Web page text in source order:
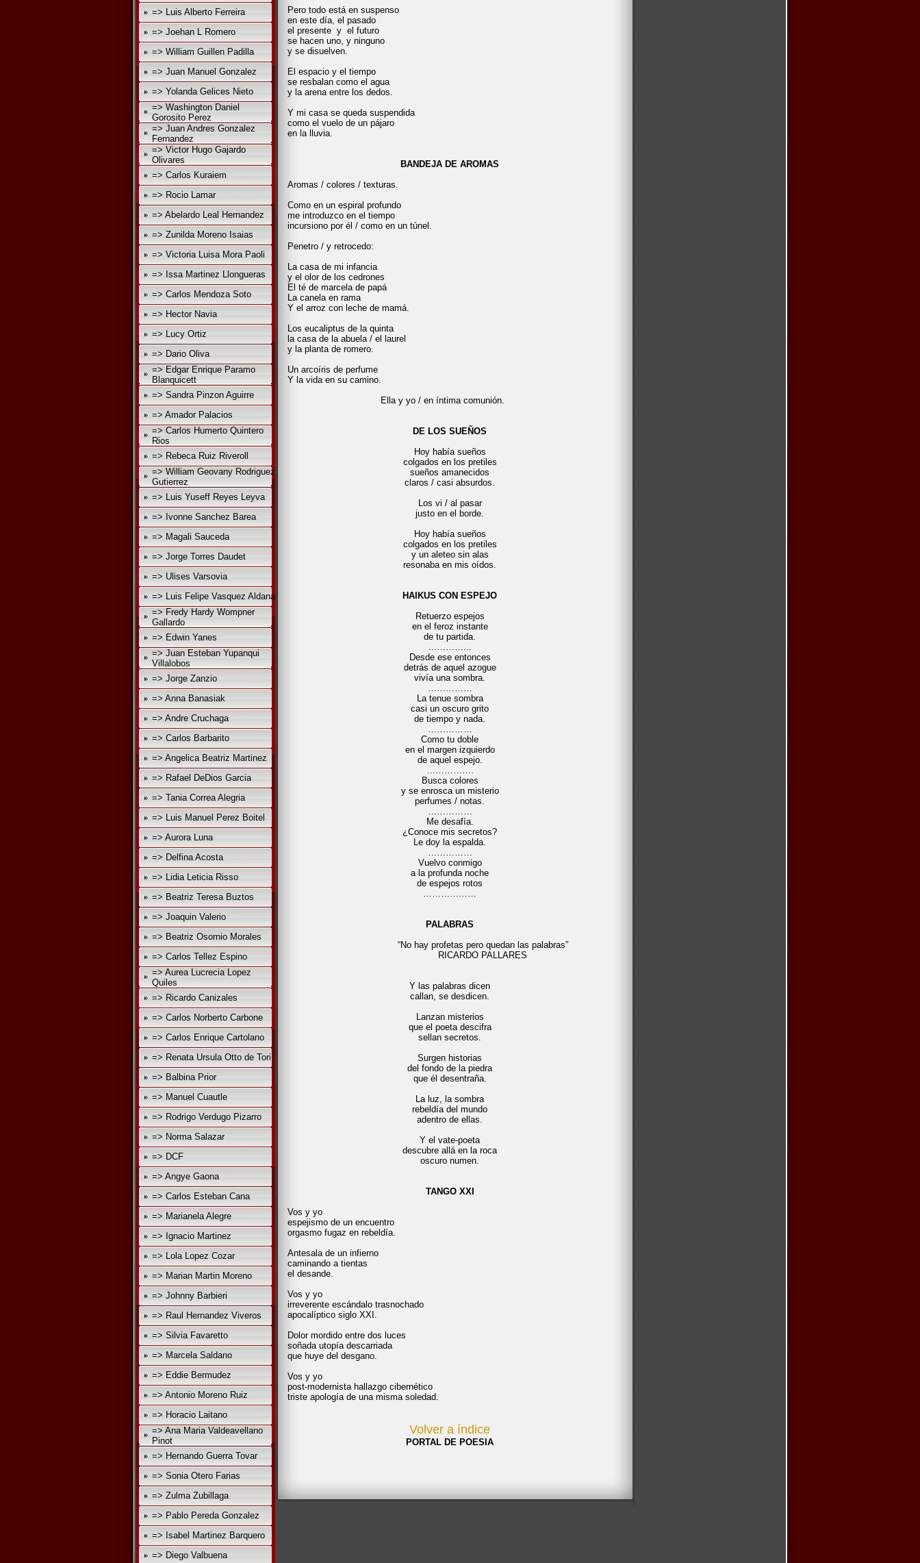
=> Luis Alberto Ferreira
=> Joehan L Romero
=> William Guillen Padilla
=> Juan Manuel Gonzalez
=> Yolanda Gelices Nieto
=> Washington Daniel
Gorosito Perez
=> Juan Andres Gonzalez
Fernandez
=> Victor Hugo Gajardo
Olivares
=> Carlos Kuraiem
=> Rocio Lamar
=> Abelardo Leal Hernandez
=> Zunilda Moreno Isaias
=> Victoria Luisa Mora Paoli
=> Issa Martinez Llongueras
=> Carlos Mendoza Soto
=> Hector Navia
=> Lucy Ortiz
=> Dario Oliva
=> Edgar Enrique Paramo
Blanquicett
=> Sandra Pinzon Aguirre
=> Amador Palacios
=> Carlos Humerto Quintero
Rios
=> Rebeca Ruiz Riveroll
=> William Geovany Rodriguez
Gutierrez
=> Luis Yuseff Reyes Leyva
=> Ivonne Sanchez Barea
=> Magali Sauceda
=> Jorge Torres Daudet
=> Ulises Varsovia
=> Luis Felipe Vasquez Aldana
=> Fredy Hardy Wompner
Gallardo
=> Edwin Yanes
=> Juan Esteban Yupanqui
Villalobos
=> Jorge Zanzio
=> Anna Banasiak
=> Andre Cruchaga
=> Carlos Barbarito
=> Angelica Beatriz Martinez
=> Rafael DeDios Garcia
=> Tania Correa Alegria
=> Luis Manuel Perez Boitel
=> Aurora Luna
=> Delfina Acosta
=> Lidia Leticia Risso
=> Beatriz Teresa Buztos
=> Joaquin Valerio
=> Beatriz Osornio Morales
=> Carlos Tellez Espino
=> Aurea Lucrecia Lopez
Quiles
=> Ricardo Canizales
=> Carlos Norberto Carbone
=> Carlos Enrique Cartolano
=> Renata Ursula Otto de Tori
=> Balbina Prior
=> Manuel Cuautle
=> Rodrigo Verdugo Pizarro
=> Norma Salazar
=> DCF
=> Angye Gaona
=> Carlos Esteban Cana
=> Marianela Alegre
=> Ignacio Martinez
=> Lola Lopez Cozar
=> Marian Martin Moreno
=> Johnny Barbieri
=> Raul Hernandez Viveros
=> Silvia Favaretto
=> Marcela Saldano
=> Eddie Bermudez
=> Antonio Moreno Ruiz
=> Horacio Laitano
=> Ana Maria Valdeavellano
Pinot
=> Hernando Guerra Tovar
=> Sonia Otero Farias
=> Zulma Zubillaga
=> Pablo Pereda Gonzalez
=> Isabel Martinez Barquero
=> Diego Valbuena
Pero todo está en suspenso
en este día, el pasado
el presente y el futuro
se hacen uno, y ninguno
y se disuelven.
El espacio y el tiempo
se resbalan como el agua
y la arena entre los dedos.
Y mi casa se queda suspendida
como el vuelo de un pájaro
en la lluvia.
BANDEJA DE AROMAS
Aromas / colores / texturas.
Como en un espiral profundo
me introduzco en el tiempo
incursiono por él / como en un túnel.
Penetro / y retrocedo:
La casa de mi infancia
y el olor de los cedrones
El té de marcela de papá
La canela en rama
Y el arroz con leche de mamá.
Los eucaliptus de la quinta
la casa de la abuela / el laurel
y la planta de romero.
Un arcoíris de perfume
Y la vida en su camino.
Ella y yo / en íntima comunión.
DE LOS SUEÑOS
Hoy había sueños
colgados en los pretiles
sueños amanecidos
claros / casi absurdos.
Los vi / al pasar
justo en el borde.
Hoy había sueños
colgados en los pretiles
y un aleteo sin alas
resonaba en mis oídos.
HAIKUS CON ESPEJO
Retuerzo espejos
en el feroz instante
de tu partida.
…………...
Desde ese entonces
detrás de aquel azogue
vivía una sombra.
……………
La tenue sombra
casi un oscuro grito
de tiempo y nada.
……………
Como tu doble
en el margen izquierdo
de aquel espejo.
…………….
Busca colores
y se enrosca un misterio
perfumes / notas.
……………
Me desafía.
¿Conoce mis secretos?
Le doy la espalda.
……………
Vuelvo conmigo
a la profunda noche
de espejos rotos
………………
PALABRAS
“No hay profetas pero quedan las palabras”
RICARDO PALLARES
Y las palabras dicen
callan, se desdicen.
Lanzan misterios
que el poeta descifra
sellan secretos.
Surgen historias
del fondo de la piedra
que él desentraña.
La luz, la sombra
rebeldía del mundo
adentro de ellas.
Y el vate-poeta
descubre allá en la roca
oscuro numen.
TANGO XXI
Vos y yo
espejismo de un encuentro
orgasmo fugaz en rebeldía.
Antesala de un infierno
caminando a tientas
el desande.
Vos y yo
irreverente escándalo trasnochado
apocalíptico siglo XXI.
Dolor mordido entre dos luces
soñada utopía descarriada
que huye del desgano.
Vos y yo
post-modernista hallazgo cibernético
triste apología de una misma soledad.
Volver a índice
PORTAL DE POESIA